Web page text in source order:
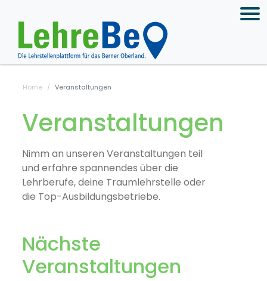
Home Veranstaltungen
Veranstaltungen
Nimm an unseren Veranstaltungen teil
und erfahre spannendes über die
Lehrberufe, deine Traumlehrstelle oder
die Top-Ausbildungsbetriebe.
Nächste
Veranstaltungen